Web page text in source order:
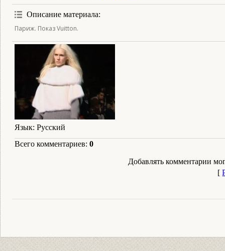
Описание материала:
Париж. Показ Vuitton.
Язык: Русский
Всего комментариев: 0
Добавлять комментарии
[